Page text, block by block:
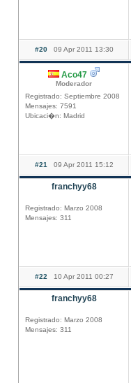
#20 09 Apr 2011 13:30
Aco47
Moderador
Registrado: Septiembre 2008
Mensajes: 7591
Ubicaci�n: Madrid
#21 09 Apr 2011 15:12
franchyy68
Registrado: Marzo 2008
Mensajes: 311
#22 10 Apr 2011 00:27
franchyy68
Registrado: Marzo 2008
Mensajes: 311